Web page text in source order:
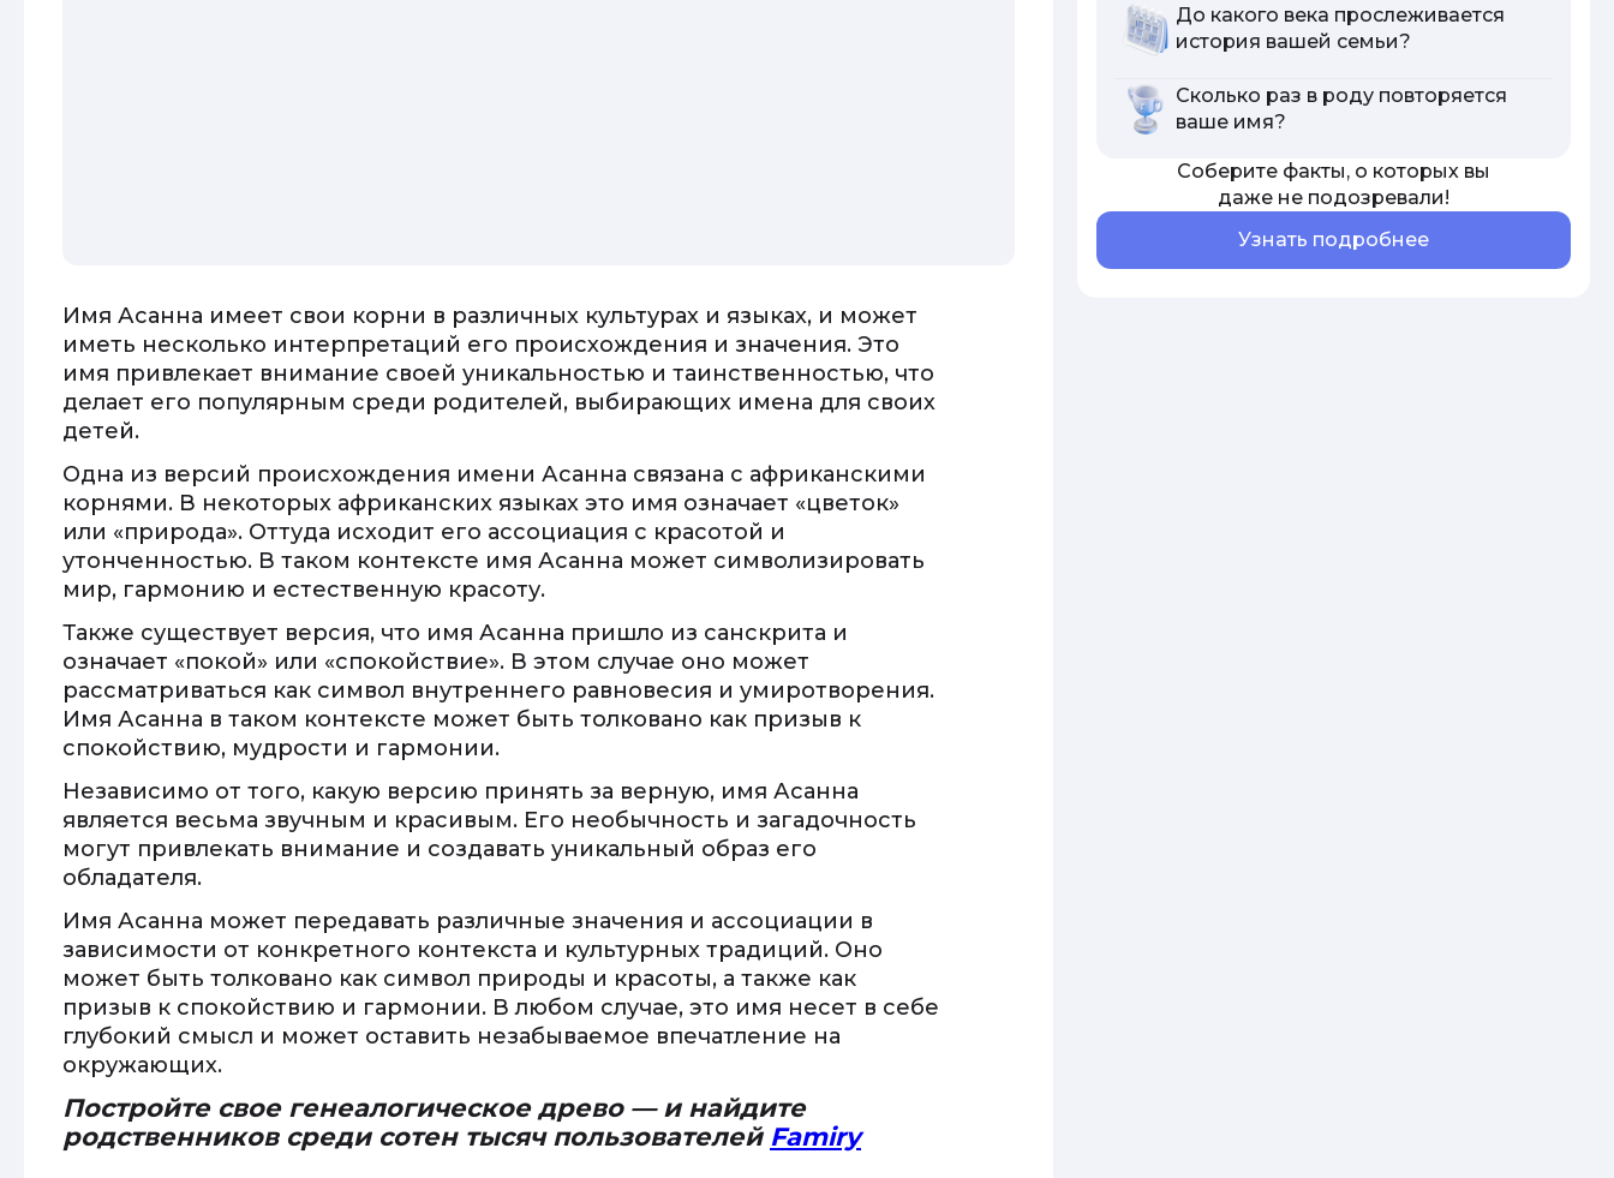
Имя Асанна имеет свои корни в различных культурах и языках, и может
иметь несколько интерпретаций его происхождения и значения. Это
имя привлекает внимание своей уникальностью и таинственностью, что
делает его популярным среди родителей, выбирающих имена для своих
детей.
Одна из версий происхождения имени Асанна связана с африканскими
корнями. В некоторых африканских языках это имя означает «цветок»
или «природа». Оттуда исходит его ассоциация с красотой и
утонченностью. В таком контексте имя Асанна может символизировать
мир, гармонию и естественную красоту.
Также существует версия, что имя Асанна пришло из санскрита и
означает «покой» или «спокойствие». В этом случае оно может
рассматриваться как символ внутреннего равновесия и умиротворения.
Имя Асанна в таком контексте может быть толковано как призыв к
спокойствию, мудрости и гармонии.
Независимо от того, какую версию принять за верную, имя Асанна
является весьма звучным и красивым. Его необычность и загадочность
могут привлекать внимание и создавать уникальный образ его
обладателя.
Имя Асанна может передавать различные значения и ассоциации в
зависимости от конкретного контекста и культурных традиций. Оно
может быть толковано как символ природы и красоты, а также как
призыв к спокойствию и гармонии. В любом случае, это имя несет в себе
глубокий смысл и может оставить незабываемое впечатление на
окружающих.
Постройте свое генеалогическое древо — и найдите
родственников среди сотен тысяч пользователей Famiry
До какого века прослеживается
история вашей семьи?
Сколько раз в роду повторяется
ваше имя?
Соберите факты, о которых вы
даже не подозревали!
Узнать подробнее